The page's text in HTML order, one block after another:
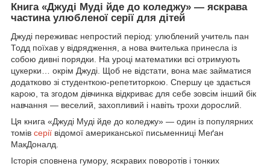
Книга «Джуді Муді йде до коледжу» — яскрава
частина улюбленої серії для дітей
Джуді переживає непростий період: улюблений учитель пан
Тодд поїхав у відрядження, а нова вчителька принесла із
собою дивні порядки. На уроці математики всі отримують
цукерки… окрім Джуді. Щоб не відстати, вона має займатися
додатково зі студенткою-репетиторкою. Спершу це здається
карою, та згодом дівчинка відкриває для себе зовсім інший бік
навчання — веселий, захопливий і навіть трохи дорослий.
Ця книга «Джуді Муді йде до коледжу» — один із популярних
томів серії відомої американської письменниці Меґан
МакДоналд.
Історія сповнена гумору, яскравих поворотів і тонких